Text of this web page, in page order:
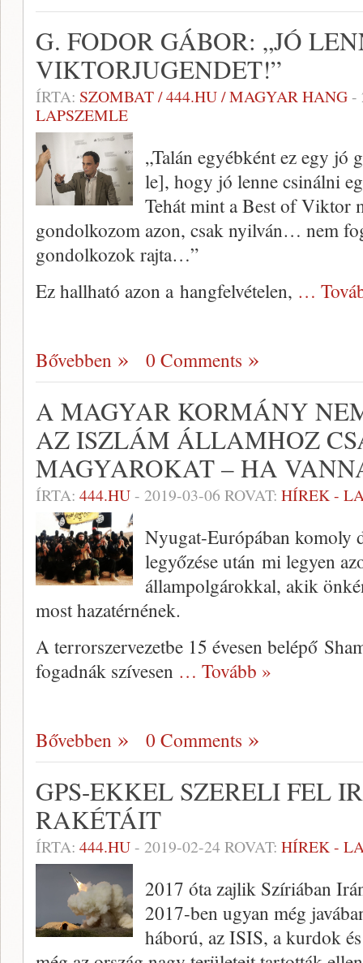
G. FODOR GÁBOR: „JÓ
VIKTORJUGENDET!”
ÍRTA: SZOMBAT / 444.HU / MAGYAR HANG-
LAPSZEMLE
„Talán egyébként ez egy jó
le], hogy jó lenne csinálni
Tehát mint a Best of Viktor
gondolkozom azon, csak nyilván… nem
gondolkozok rajta…”
Ez hallható azon a hangfelvételen, …
Bővebben 0 Comments
A MAGYAR KORMÁNY
AZ ISZLÁM ÁLLAMHOZ
MAGYAROKAT – HA
ÍRTA: 444.HU- 2019-03-06 ROVAT: HÍREK -
Nyugat-Európában komoly
legyőzése után mi legyen
állampolgárokkal, akik
most hazatérnének.
A terrorszervezetbe 15 évesen belépő
fogadnák szívesen … Tovább »
Bővebben 0 Comments
GPS-EKKEL SZERELI FEL
RAKÉTÁIT
ÍRTA: 444.HU- 2019-02-24ROVAT: HÍREK -
2017 óta zajlik Szíriában
2017-ben ugyan még
háború, az ISIS, a kurdok